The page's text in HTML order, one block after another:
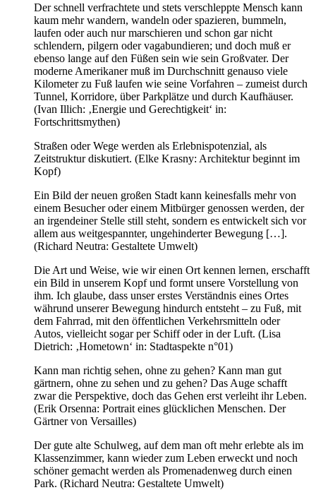
Der schnell verfrachtete und stets verschleppte Mensch kann
kaum mehr wandern, wandeln oder spazieren, bummeln,
laufen oder auch nur marschieren und schon gar nicht
schlendern, pilgern oder vagabundieren; und doch muß er
ebenso lange auf den Füßen sein wie sein Großvater. Der
moderne Amerikaner muß im Durchschnitt genauso viele
Kilometer zu Fuß laufen wie seine Vorfahren – zumeist durch
Tunnel, Korridore, über Parkplätze und durch Kaufhäuser.
(Ivan Illich: ‚Energie und Gerechtigkeit‘ in:
Fortschrittsmythen)
Straßen oder Wege werden als Erlebnispotenzial, als
Zeitstruktur diskutiert. (Elke Krasny: Architektur beginnt im
Kopf)
Ein Bild der neuen großen Stadt kann keinesfalls mehr von
einem Besucher oder einem Mitbürger genossen werden, der
an irgendeiner Stelle still steht, sondern es entwickelt sich vor
allem aus weitgespannter, ungehinderter Bewegung […].
(Richard Neutra: Gestaltete Umwelt)
Die Art und Weise, wie wir einen Ort kennen lernen, erschafft
ein Bild in unserem Kopf und formt unsere Vorstellung von
ihm. Ich glaube, dass unser erstes Verständnis eines Ortes
währund unserer Bewegung hindurch entsteht – zu Fuß, mit
dem Fahrrad, mit den öffentlichen Verkehrsmitteln oder
Autos, vielleicht sogar per Schiff oder in der Luft. (Lisa
Dietrich: ‚Hometown‘ in: Stadtaspekte n°01)
Kann man richtig sehen, ohne zu gehen? Kann man gut
gärtnern, ohne zu sehen und zu gehen? Das Auge schafft
zwar die Perspektive, doch das Gehen erst verleiht ihr Leben.
(Erik Orsenna: Portrait eines glücklichen Menschen. Der
Gärtner von Versailles)
Der gute alte Schulweg, auf dem man oft mehr erlebte als im
Klassenzimmer, kann wieder zum Leben erweckt und noch
schöner gemacht werden als Promenadenweg durch einen
Park. (Richard Neutra: Gestaltete Umwelt)